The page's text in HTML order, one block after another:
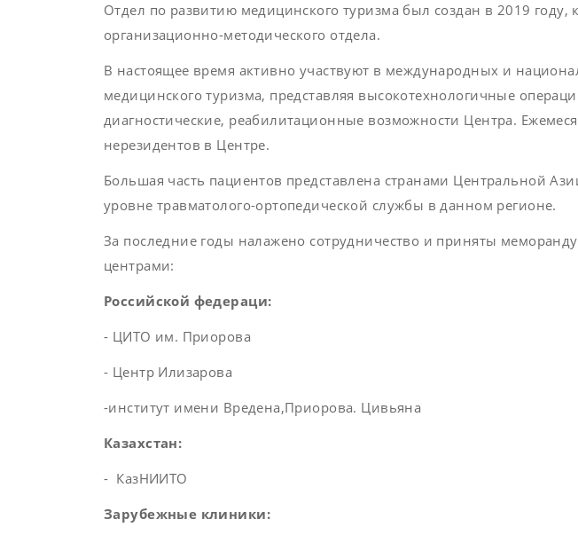
Отдел по развитию медицинского туризма был создан в 2019 году,
организационно-методического отдела.
В настоящее время активно участвуют в международных и
медицинского туризма, представляя высокотехнологичные
диагностические, реабилитационные возможности Центра.
нерезидентов в Центре.
Большая часть пациентов представлена странами Центральной
уровне травматолого-ортопедической службы в данном регионе.
За последние годы налажено сотрудничество и приняты
центрами:
Российской федераци:
- ЦИТО им. Приорова
- Центр Илизарова
-институт имени Вредена,Приорова. Цивьяна
Казахстан:
- КазНИИТО
Зарубежные клиники: